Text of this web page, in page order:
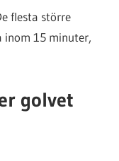
flesta större
15 minuter,
golvet